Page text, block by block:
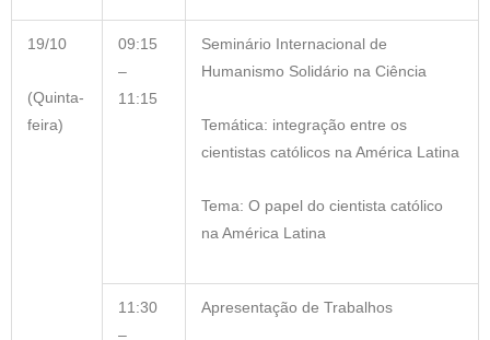
19/10
(Quinta-
feira)
09:15
–
11:15
Seminário Internacional de
Humanismo Solidário na Ciência
Temática: integração entre os
cientistas católicos na América Latina
Tema: O papel do cientista católico
na América Latina
11:30
–
Apresentação de Trabalhos